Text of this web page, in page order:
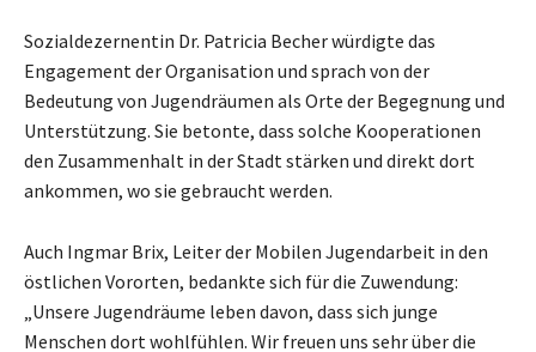
Sozialdezernentin Dr. Patricia Becher würdigte das
Engagement der Organisation und sprach von der
Bedeutung von Jugendräumen als Orte der Begegnung und
Unterstützung. Sie betonte, dass solche Kooperationen
den Zusammenhalt in der Stadt stärken und direkt dort
ankommen, wo sie gebraucht werden.
Auch Ingmar Brix, Leiter der Mobilen Jugendarbeit in den
östlichen Vororten, bedankte sich für die Zuwendung:
„Unsere Jugendräume leben davon, dass sich junge
Menschen dort wohlfühlen. Wir freuen uns sehr über die